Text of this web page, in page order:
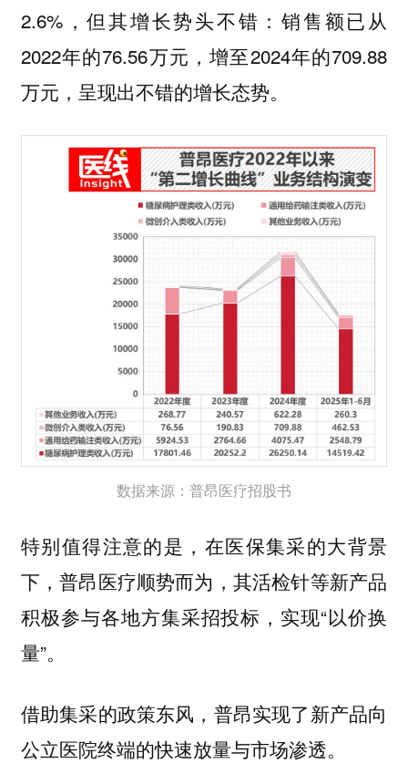
2.6%，但其增长势头不错：销售额已从
2022年的76.56万元，增至2024年的709.88
万元，呈现出不错的增长态势。
数据来源：普昂医疗招股书
特别值得注意的是，在医保集采的大背景
下，普昂医疗顺势而为，其活检针等新产品
积极参与各地方集采招投标，实现“以价换
量”。
借助集采的政策东风，普昂实现了新产品向
公立医院终端的快速放量与市场渗透。